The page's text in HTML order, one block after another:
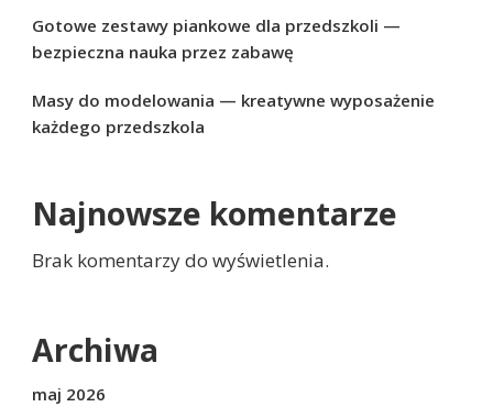
Gotowe zestawy piankowe dla przedszkoli —
bezpieczna nauka przez zabawę
Masy do modelowania — kreatywne wyposażenie
każdego przedszkola
Najnowsze komentarze
Brak komentarzy do wyświetlenia.
Archiwa
maj 2026